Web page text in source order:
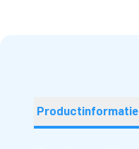
Productinformatie